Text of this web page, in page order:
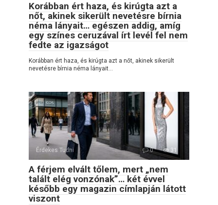
Korábban ért haza, és kirúgta azt a
nőt, akinek sikerült nevetésre bírnia
néma lányait… egészen addig, amíg
egy színes ceruzával írt levél fel nem
fedte az igazságot
Korábban ért haza, és kirúgta azt a nőt, akinek sikerült
nevetésre bírnia néma lányait…
Érdekes Tudni 0 31
A férjem elvált tőlem, mert „nem
talált elég vonzónak”… két évvel
később egy magazin címlapján látott
viszont